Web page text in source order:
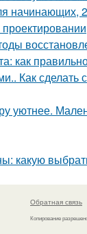
начинающих,
как
Как сделать
уютнее.
какую
Обратная связь
Копирование